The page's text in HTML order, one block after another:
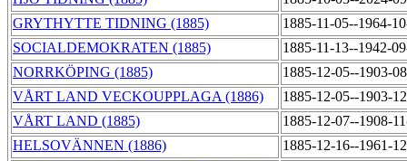
GRYTHYTTE TIDNING (1885)
1885-11-05--1964-
SOCIALDEMOKRATEN (1885)
1885-11-13--1942-
NORRKÖPING (1885)
1885-12-05--1903-
VÅRT LAND VECKOUPPLAGA (1886)
1885-12-05--1903-
VÅRT LAND (1885)
1885-12-07--1908-
HELSOVÄNNEN (1886)
1885-12-16--1961-